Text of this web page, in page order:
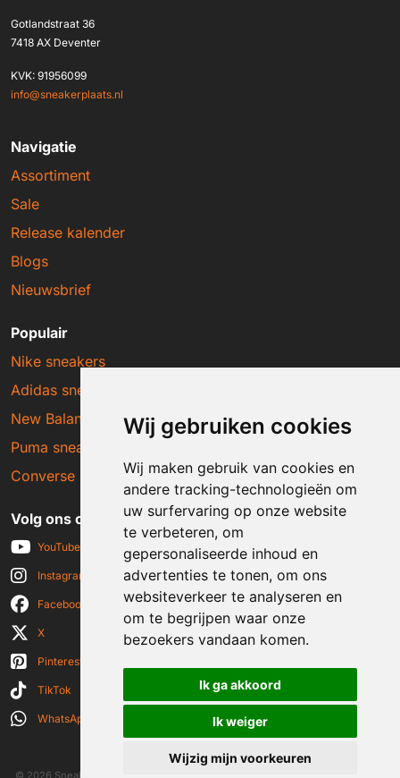
Wij gebruiken cookies
Wij maken gebruik van cookies en
andere tracking-technologieën om
uw surfervaring op onze website
te verbeteren, om
gepersonaliseerde inhoud en
advertenties te tonen, om ons
websiteverkeer te analyseren en
om te begrijpen waar onze
bezoekers vandaan komen.
Ik ga akkoord
Ik weiger
Wijzig mijn voorkeuren
Gotlandstraat 36
7418 AX Deventer
KVK: 91956099
info@sneakerplaats.nl
Navigatie
Assortiment
Sale
Release kalender
Blogs
Nieuwsbrief
Populair
Nike sneakers
Adidas sneakers
New Balance sneakers
Puma sneakers
Converse sneakers
Volg ons op social media
YouTube
Instagram
Facebook
X
Pinterest
TikTok
WhatsApp
© 2026 Sneakerplaats.nl